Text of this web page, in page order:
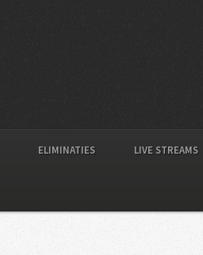
ELIMINATIES LIVE STREAMS